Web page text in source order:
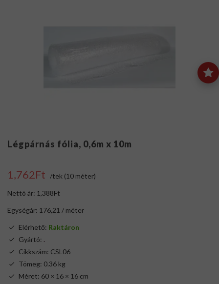
Légpárnás fólia, 0,6m x 10m
1,762Ft /tek (10 méter)
Nettó ár: 1,388Ft
Egységár: 176,21 / méter
Elérhető: Raktáron
Gyártó: .
Cikkszám: CSL06
Tömeg: 0.36 kg
Méret: 60 × 16 × 16 cm